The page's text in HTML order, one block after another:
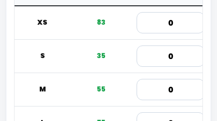
XS 83
S 35
M 55